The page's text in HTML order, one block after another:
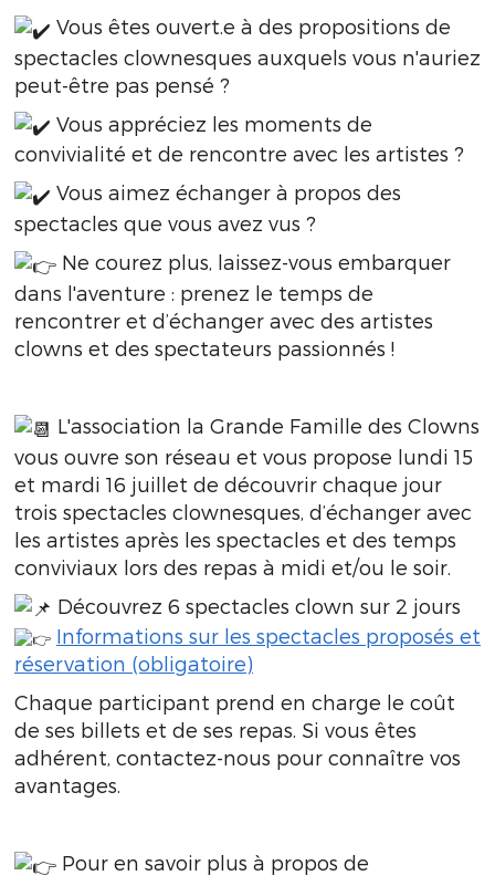
Vous êtes ouvert.e à des propositions de
spectacles clownesques auxquels vous n'auriez
peut-être pas pensé ?
Vous appréciez les moments de
convivialité et de rencontre avec les artistes ?
Vous aimez échanger à propos des
spectacles que vous avez vus ?
Ne courez plus, laissez-vous embarquer
dans l'aventure : prenez le temps de
rencontrer et d’échanger avec des artistes
clowns et des spectateurs passionnés !
L'association la Grande Famille des Clowns
vous ouvre son réseau et vous propose lundi 15
et mardi 16 juillet de découvrir chaque jour
trois spectacles clownesques, d’échanger avec
les artistes après les spectacles et des temps
conviviaux lors des repas à midi et/ou le soir.
Découvrez 6 spectacles clown sur 2 jours
Informations sur les spectacles proposés et
réservation (obligatoire)
Chaque participant prend en charge le coût
de ses billets et de ses repas. Si vous êtes
adhérent, contactez-nous pour connaître vos
avantages.
Pour en savoir plus à propos de